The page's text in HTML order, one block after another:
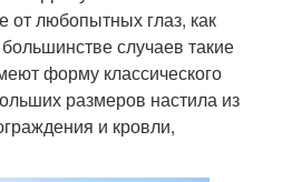
от любопытных глаз, как
случаев такие
форму классического
размеров настила из
и кровли,